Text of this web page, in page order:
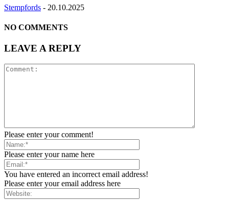
Stempfords - 20.10.2025
NO COMMENTS
LEAVE A REPLY
Please enter your comment!
Please enter your name here
You have entered an incorrect email address!
Please enter your email address here